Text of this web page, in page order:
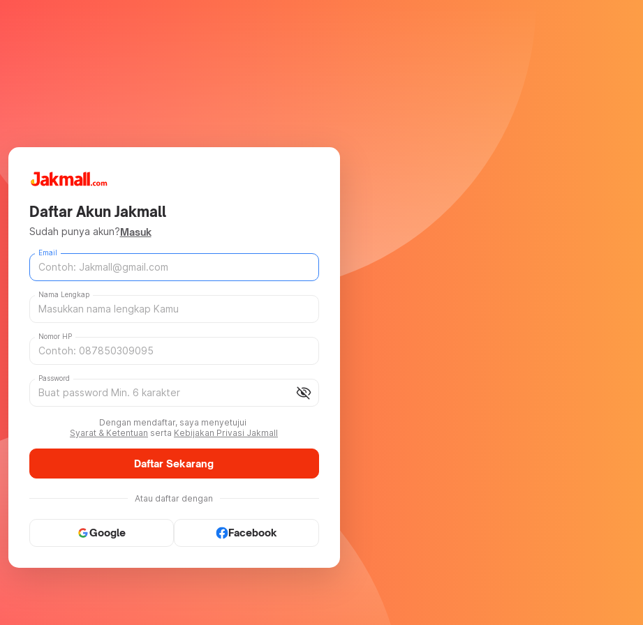
Daftar Akun Jakmall
Sudah punya akun?Masuk
Email
Nama Lengkap
Nomor HP
visibility_off
Password
Dengan mendaftar, saya menyetujui
Syarat & Ketentuan serta Kebijakan Privasi Jakmall
Daftar Sekarang
Atau daftar dengan
Google Facebook